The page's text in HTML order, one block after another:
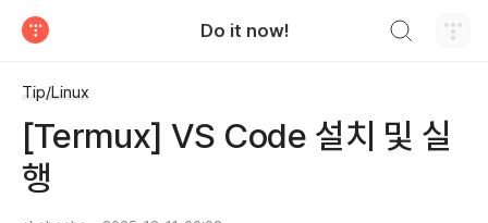
Do it now!
Tip/Linux
[Termux] VS Code 설치 및 실
행